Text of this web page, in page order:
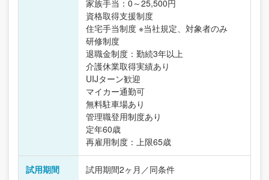
家族手当：0～25,500円
資格取得支援制度
住宅手当制度 ※当社規定、対象者のみ
研修制度
退職金制度：勤続3年以上
介護休業取得実績あり
UIJターン歓迎
マイカー通勤可
無料駐車場あり
管理職登用制度あり
定年60歳
再雇用制度：上限65歳
試用期間 試用期間2ヶ月／同条件